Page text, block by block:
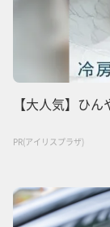
【大人気】ひ
PR(アイリスプラザ)